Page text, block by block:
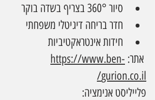
סיור 360° בצריף בשדה בוקר
חדר בריחה דיגיטלי משפחתי
חידות אינטראקטיביות
https://www.ben-
gurion.co.il/
פלייליסט אנימציה: